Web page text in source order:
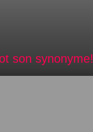
son synonyme!